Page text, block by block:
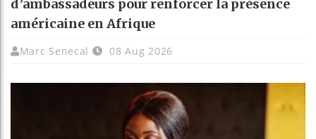
d’ambassadeurs pour renforcer la présence
américaine en Afrique
Marc Senecal 08 Aug 2026